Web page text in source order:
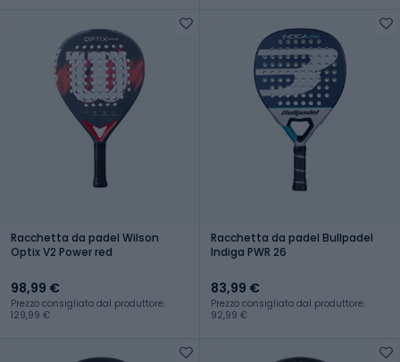
Racchetta da padel Wilson
Optix V2 Power red
98,99 €
Prezzo consigliato dal produttore:
129,99 €
Racchetta da padel Bullpadel
Indiga PWR 26
83,99 €
Prezzo consigliato dal produttore:
92,99 €